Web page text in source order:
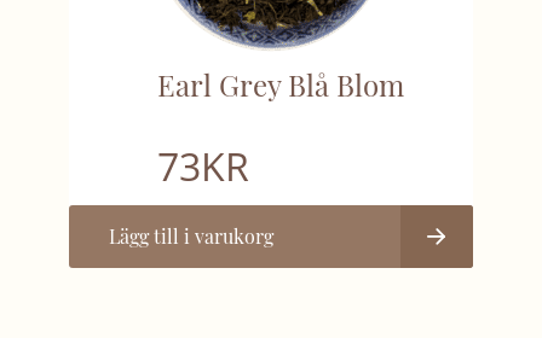
Earl Grey Blå Blom
73KR
Lägg till i varukorg